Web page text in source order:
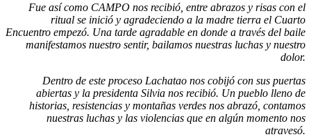
Fue así como CAMPO nos recibió, entre abrazos y risas con el
ritual se inició y agradeciendo a la madre tierra el Cuarto
Encuentro empezó. Una tarde agradable en donde a través del baile
manifestamos nuestro sentir, bailamos nuestras luchas y nuestro
dolor.
Dentro de este proceso Lachatao nos cobijó con sus puertas
abiertas y la presidenta Silvia nos recibió. Un pueblo lleno de
historias, resistencias y montañas verdes nos abrazó, contamos
nuestras luchas y las violencias que en algún momento nos
atravesó.